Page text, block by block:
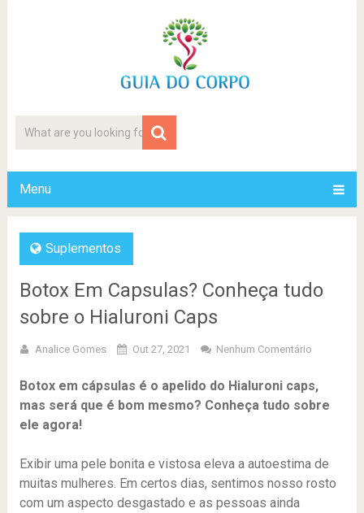
Menu
Suplementos
Botox Em Capsulas? Conheça tudo
sobre o Hialuroni Caps
Analice Gomes Out 27, 2021 Nenhum Comentário
Botox em cápsulas é o apelido do Hialuroni caps,
mas será que é bom mesmo? Conheça tudo sobre
ele agora!
Exibir uma pele bonita e vistosa eleva a autoestima de
muitas mulheres. Em certos dias, sentimos nosso rosto
com um aspecto desgastado e as pessoas ainda